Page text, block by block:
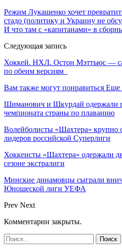
Режим Лукашенко хочет
стадо (политику и Украину не
И что там с «капитанами» в
Следующая запись
Хоккей. НХЛ. Остон Мэттьюс —
по обеим версиям
Вам также могут понравиться Еще
Шиманович и Шкурдай одержали
чемпионата страны по плаванию
Волейболисты «Шахтера» крупно
лидеров российской Суперлиги
Хоккеисты «Шахтера» одержали
сезоне экстралиги
Минские динамовцы сыграли
Юношеской лиги УЕФА
Prev Next
Комментарии закрыты.